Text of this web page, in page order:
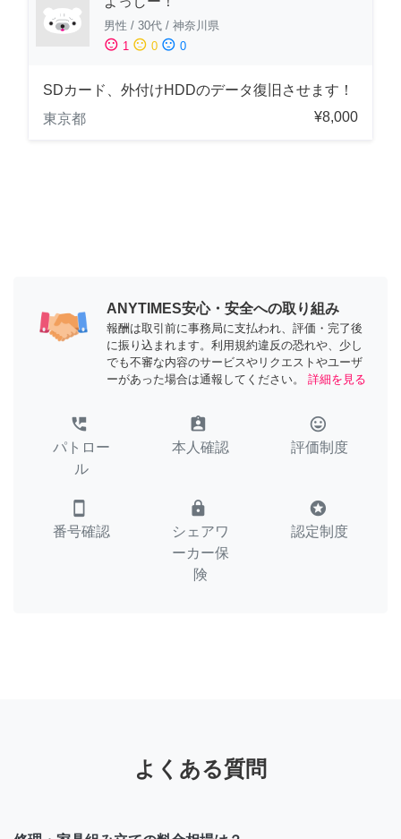
男性 / 30代 / 神奈川県
sentiment_satisfied 1 sentiment_neutral 0 sentiment_dissatisfied 0
SDカード、外付けHDDのデータ復旧させます！
東京都
¥8,000
ANYTIMES安心・安全への取り組み
報酬は取引前に事務局に支払われ、評価・完了後
に振り込まれます。利用規約違反の恐れや、少し
でも不審な内容のサービスやリクエストやユーザ
ーがあった場合は通報してください。
詳細を見る
perm_phone_msg
パトロー
ル
assignment_ind
本人確認
tag_faces
評価制度
smartphone
番号確認
lock
シェアワ
ーカー保
険
stars
認定制度
よくある質問